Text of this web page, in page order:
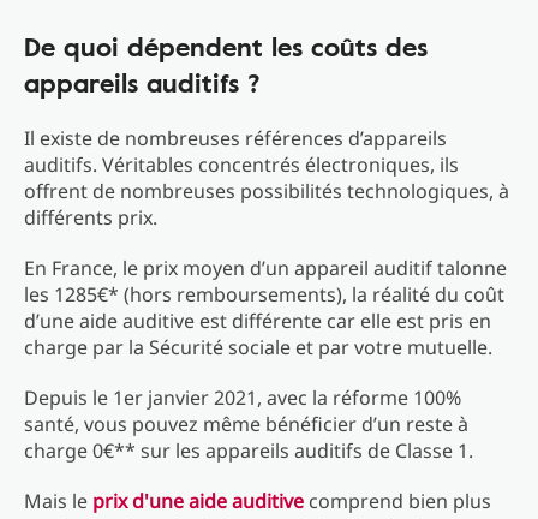
De quoi dépendent les coûts des
appareils auditifs ?
Il existe de nombreuses références d’appareils
auditifs. Véritables concentrés électroniques, ils
offrent de nombreuses possibilités technologiques, à
différents prix.
En France, le prix moyen d’un appareil auditif talonne
les 1285€* (hors remboursements), la réalité du coût
d’une aide auditive est différente car elle est pris en
charge par la Sécurité sociale et par votre mutuelle.
Depuis le 1er janvier 2021, avec la réforme 100%
santé, vous pouvez même bénéficier d’un reste à
charge 0€** sur les appareils auditifs de Classe 1.
Mais le prix d'une aide auditive comprend bien plus